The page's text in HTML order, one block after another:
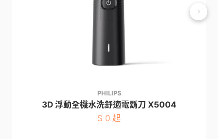
PHILIPS
3D 浮動全機水洗舒適電鬍刀 X5004
$ 0 起